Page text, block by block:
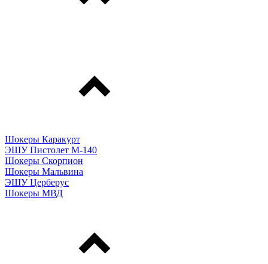
Шокеры Каракурт
ЭШУ Пистолет М-140
Шокеры Скорпион
Шокеры Мальвина
ЭШУ Церберус
Шокеры МВД